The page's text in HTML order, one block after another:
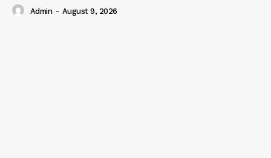
Admin - August 9, 2026